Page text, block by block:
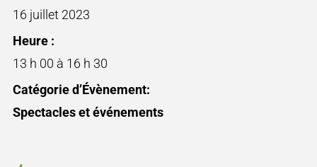
16 juillet 2023
Heure :
13 h 00 à 16 h 30
Catégorie d’Évènement:
Spectacles et événements